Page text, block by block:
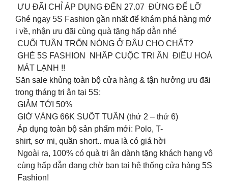
ƯU ĐÃI CHỈ ÁP DỤNG ĐẾN 27.07 ĐỪNG ĐỂ LỠ
Ghé ngay 5S Fashion gần nhất để khám phá hàng mớ
i về, nhận ưu đãi cùng quà tặng hấp dẫn nhé
CUỐI TUẦN TRỐN NÓNG Ở ĐÂU CHO CHẤT?
️ GHÉ 5S FASHION NHẤP CUỘC TRI ÂN ĐIỀU HOÀ
MÁT LẠNH !!
Săn sale khủng toàn bộ cửa hàng & tận hưởng ưu đãi
trong tháng tri ân tại 5S:
GIẢM TỚI 50%
GIỜ VÀNG 66K SUỐT TUẦN (thứ 2 – thứ 6)
Áp dụng toàn bộ sản phẩm mới: Polo, T-
shirt, sơ mi, quần short.. mua là có giá hời
Ngoài ra, 100% có quà tri ân dành tặng khách hạng vô
cùng hấp dẫn đang chờ bạn tại hệ thống cửa hàng 5S
Fashion!